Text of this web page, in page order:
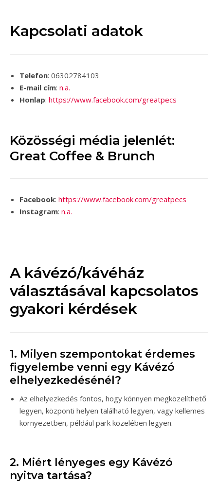
Kapcsolati adatok
Telefon: 06302784103
E-mail cím: n.a.
Honlap: https://www.facebook.com/greatpecs
Közösségi média jelenlét:
Great Coffee & Brunch
Facebook: https://www.facebook.com/greatpecs
Instagram: n.a.
A kávézó/kávéház
választásával kapcsolatos
gyakori kérdések
1. Milyen szempontokat érdemes
figyelembe venni egy Kávézó
elhelyezkedésénél?
Az elhelyezkedés fontos, hogy könnyen megközelíthető
legyen, központi helyen található legyen, vagy kellemes
környezetben, például park közelében legyen.
2. Miért lényeges egy Kávézó
nyitva tartása?